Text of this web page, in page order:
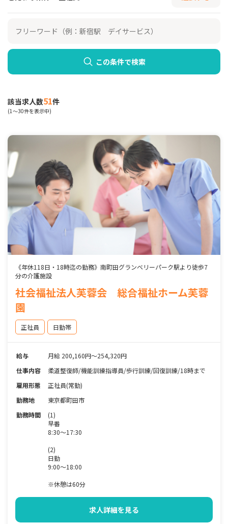
この条件で検索
該当求人数51件
(1～30件を表示中)
《年休118日・18時迄の勤務》南町田グランベリーパーク駅より徒歩7
分の介護施設
社会福祉法人芙蓉会 総合福祉ホーム芙蓉
園
正社員 日勤帯
給与
月給 200,160円～254,320円
仕事内容
柔道整復師/機能訓練指導員/歩行訓練/回復訓練/18時まで
雇用形態
正社員(常勤)
勤務地
東京都町田市
勤務時間
(1)
早番
8:30～17:30
(2)
日勤
9:00～18:00
※休憩は60分
求人詳細を見る